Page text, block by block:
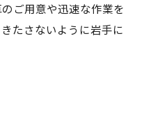
ご用意や迅速な作業を
たさないように岩手に